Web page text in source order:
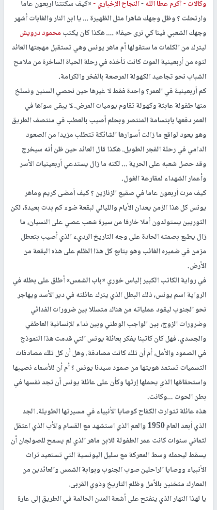
وكالات -أكرم عطا الله-النجاح الإخباري -«كيف سكنتنا أربعون عاما
وارتحلت ؟ وظل وجهك شاهرا مثل الظهيرة ... يا ابن النار والغابات أشهر
وجهك الشعبي فينا كي نرى حيفا» .... هكذا كان يكتبمحمود درويش
ليترك من الكلمات ما ستقولها أم ماهر يونس وهي تستقبل مهجتها العائد
لتوه من أربعينية الموت كانت تأخذه في رحلة الحياة الساخرة من ملامح
الشباب نحو تجاعيد الكهولة المرصعة بالفخر والكرامة.
كم أربعينية في العمر؟ واحدة فقط لا غيرها حين نحصي السنين ونسلخ
منها طفولة عابثة وكهولة تقاوم يوميات المرض. لا يبقى سواها في
العمر دفعها بابتسامة المنتصر وبحلم أصيب بالعطب في منتصف الطريق
وهو يعود لواقع ما زالت أسوارها الشائكة تتطلب مزيدا من الصعود
الدامي في رحلة الفجر الطويل. هكذا قال العائد حين ظن أنه سيخرج
وقد حصل شعبه على الحرية ... لكنه ما زال يستدعي أربعينيات الأسر
وأعمار الشهداء لمقارعة الغول.
كيف مرت أربعون عاما في صقيع الزنازين ؟ كيف أمضى كريم وماهر
يونس كل هذا الزمن يعدان الأيام والليالي لبقعة ضوء كم بدت بعيدة، لكن
الثوريين يستولدون أملا خارقا من سيرة شعب عصي على النسيان، ما
زال يطبع بصمته الحادة على وجه التاريخ الرديء الذي أصيب بتعطل
مزمن في ضميره الغائب وهو يتابع كل هذا الظلم على هذه البقعة من
الأرض.
في رواية الكاتب الكبير إلياس خوري «باب الشمس» أطلق على بطله في
الرواية اسم يونس، ذلك البطل الذي يترك عائلته في دير الأسد ويهاجر
نحو الجنوب ليقود عملياته من هناك متسللا بين ضرورات الفدائي
وضرورات الزوج، بين الواجب الوطني وبين نداء الإنسانية العاطفي
والجسدي. فهل كان كاتبنا يفكر بعائلة يونس التي قدمت هذا النموذج
في الصمود والأمل، أم أن تلك كانت مصادفة. وهل أن كل تلك مصادفات
التسميات تستمد هويتها من صمود سيدنا يونس ؟ أم أن للأسماء نصيبها
واستحقاقها الذي يحملها إرثها وكأن على عائلة يونس أن تجد نفسها في
بطن الحوت ...وكانت.
هذه عائلة تتوارث الكفاح كوصايا الأنبياء في مسيرتها الطويلة. الجد
الذي أبعد العام 1950 والعم الذي استشهد مع القسام والأب الذي اعتقل
لثماني سنوات كانت عمر الطفولة للابن ماهر الذي لم يسمح للصولجان أن
يسقط ليحمله وسط المعركة مع سليل اليونسية التي تستعيد تراث
الأنبياء ووصايا الراحلين صوب الجنوب وبوابة الشمس والعائدين من
المعارك مثخنين بالأمل وظلم التاريخ وذوي القربى.
يا لهذا النهار الذي ينفتح على أشعة المدن الحالمة في الطريق إلى عارة